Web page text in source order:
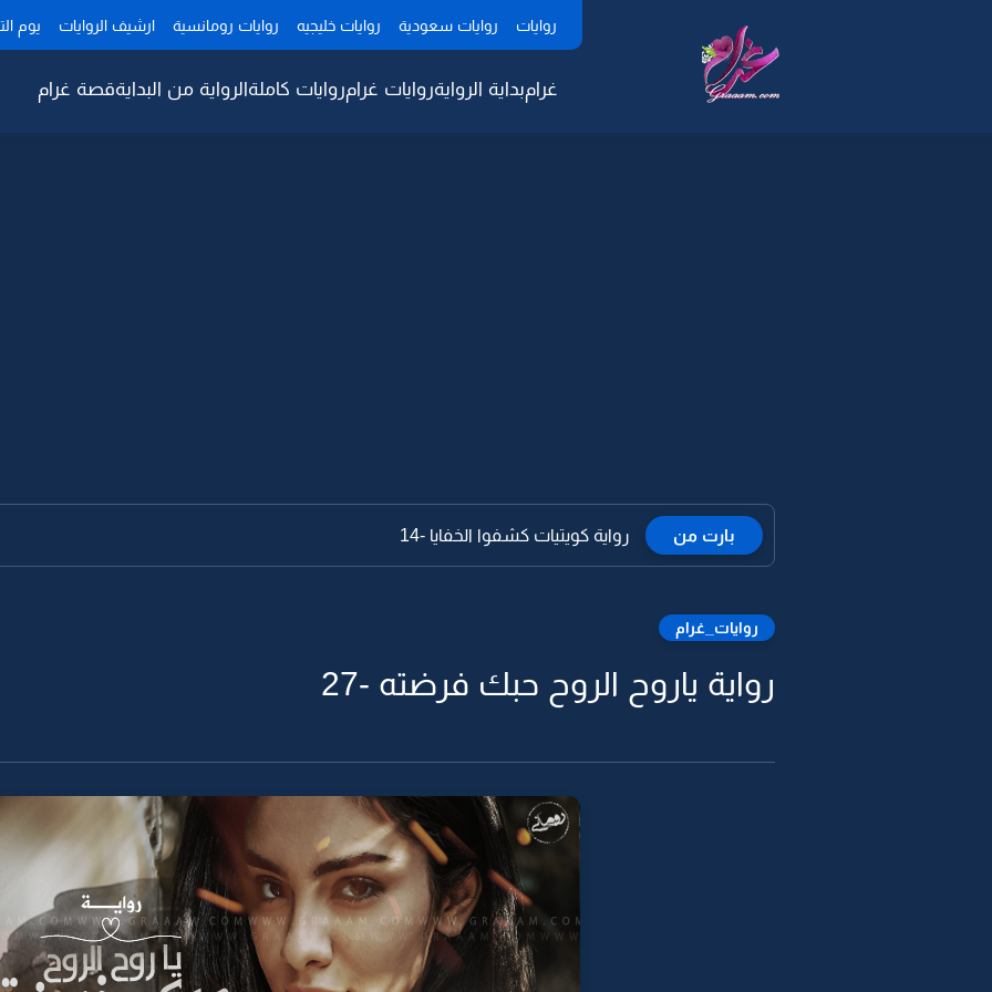
روايات روايات سعودية روايات خليجيه روايات رومانسية ارشيف الروايات يوم
غرامبداية الروايةروايات غرامروايات كاملةالرواية من البدايةقصة غرام
بارت من رواية كويتيات كشفوا الخفايا -14
روايات_غرام
رواية ياروح الروح حبك فرضته -27